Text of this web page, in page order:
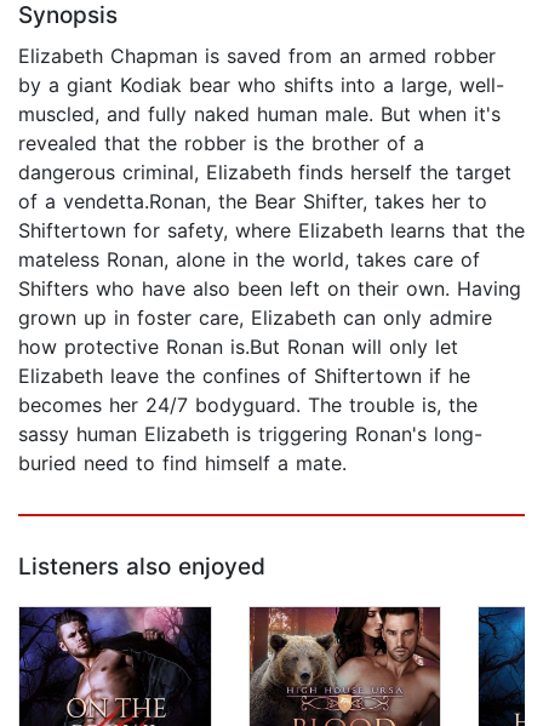
Synopsis
Elizabeth Chapman is saved from an armed robber
by a giant Kodiak bear who shifts into a large, well-
muscled, and fully naked human male. But when it's
revealed that the robber is the brother of a
dangerous criminal, Elizabeth finds herself the target
of a vendetta.Ronan, the Bear Shifter, takes her to
Shiftertown for safety, where Elizabeth learns that the
mateless Ronan, alone in the world, takes care of
Shifters who have also been left on their own. Having
grown up in foster care, Elizabeth can only admire
how protective Ronan is.But Ronan will only let
Elizabeth leave the confines of Shiftertown if he
becomes her 24/7 bodyguard. The trouble is, the
sassy human Elizabeth is triggering Ronan's long-
buried need to find himself a mate.
Listeners also enjoyed